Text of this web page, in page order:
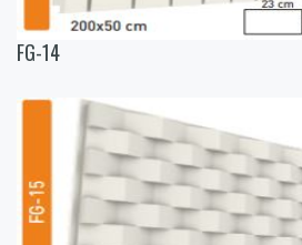
FG-14